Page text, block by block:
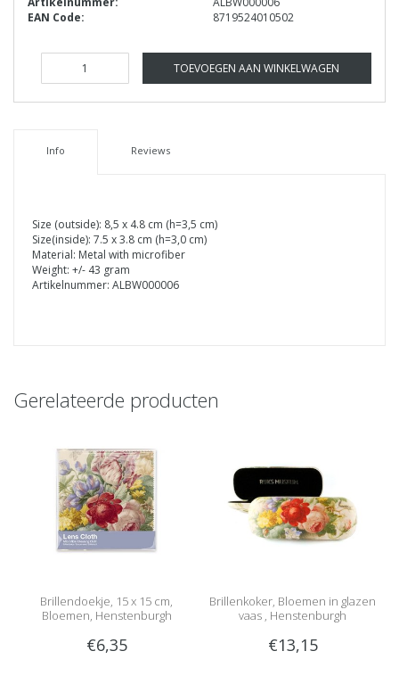
EAN Code:
8719524010502
TOEVOEGEN AAN WINKELWAGEN
Info Reviews
Size (outside): 8,5 x 4.8 cm (h=3,5 cm)
Size(inside): 7.5 x 3.8 cm (h=3,0 cm)
Material: Metal with microfiber
Weight: +/- 43 gram
Artikelnummer: ALBW000006
Gerelateerde producten
Brillendoekje, 15 x 15 cm,
Bloemen, Henstenburgh
€6,35
Brillenkoker, Bloemen in glazen
vaas , Henstenburgh
€13,15